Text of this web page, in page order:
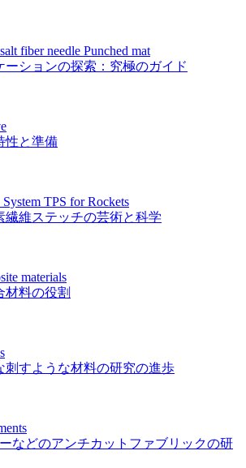
ーションの探索：究極のガイド
性と準備
繊維ステッチの芸術と科学
材料の役割
刺すような材料の研究の進歩
などのアンチカットファブリックの研